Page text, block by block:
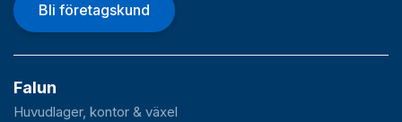
Bli företagskund
Falun
Huvudlager, kontor & växel